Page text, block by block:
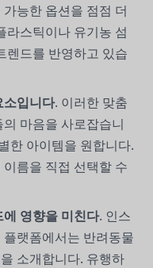
능한 옵션을 점점 더
라스틱이나 유기농 섬
렌드를 반영하고 있습
소입니다. 이러한 맞춤
마음을 사로잡습니
한 아이템을 원합니다.
름을 직접 선택할 수
영향을 미친다. 인스
랫폼에서는 반려동물
소개합니다. 유행하